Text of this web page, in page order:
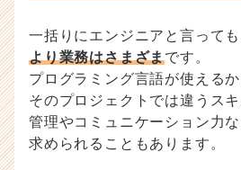
一括りにエンジニアと言っても
より業務はさまざまです。
プログラミング言語が使えるか
そのプロジェクトでは違うス
管理やコミュニケーション力
求められることもあります。